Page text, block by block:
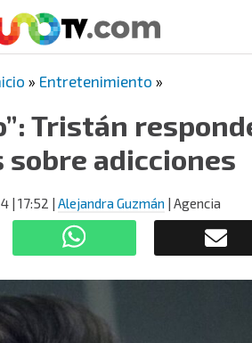
» Entretenimiento »
Tristán
sobre adicciones
| 17:52 | Alejandra Guzmán | Agencia